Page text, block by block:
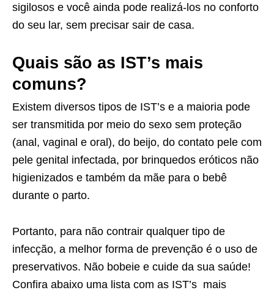
sigilosos e você ainda pode realizá-los no conforto
do seu lar, sem precisar sair de casa.
Quais são as IST’s mais
comuns?
Existem diversos tipos de IST’s e a maioria pode
ser transmitida por meio do sexo sem proteção
(anal, vaginal e oral), do beijo, do contato pele com
pele genital infectada, por brinquedos eróticos não
higienizados e também da mãe para o bebê
durante o parto.
Portanto, para não contrair qualquer tipo de
infecção, a melhor forma de prevenção é o uso de
preservativos. Não bobeie e cuide da sua saúde!
Confira abaixo uma lista com as IST’s mais